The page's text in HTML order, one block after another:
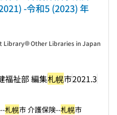
-令和5 (2023) 年
福祉部 編集札幌市2021.3
Library Other Libraries in Japan
札幌市 介護保険--札幌市